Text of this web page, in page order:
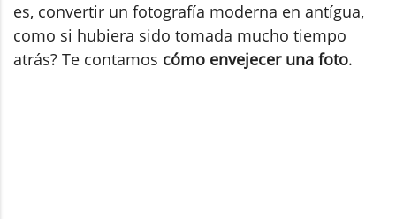
es, convertir un fotografía moderna en antígua,
como si hubiera sido tomada mucho tiempo
atrás? Te contamos cómo envejecer una foto.